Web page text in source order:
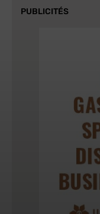
PUBLICITÉS